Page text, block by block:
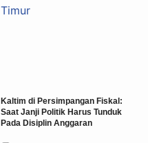
Kaltim di Persimpangan Fiskal:
Saat Janji Politik Harus Tunduk
Pada Disiplin Anggaran